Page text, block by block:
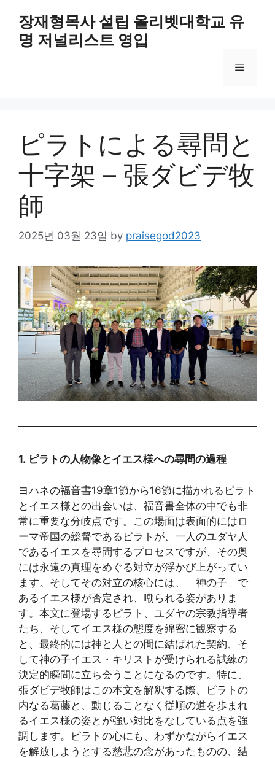
content
장재형목사 설립 올리벳대학교 유
명 저널리스트 영입
Menu
ピラトによる尋問と
十字架 – 張ダビデ牧
師
2025년 03월 23일 by praisegod2023
1. ピラトの人物像とイエス様への尋問の過程
ヨハネの福音書19章1節から16節に描かれるピラト
とイエス様との出会いは、福音書全体の中でも非
常に重要な分岐点です。この場面は表面的にはロ
ーマ帝国の総督であるピラトが、一人のユダヤ人
であるイエスを尋問するプロセスですが、その奥
には永遠の真理をめぐる対立が浮かび上がってい
ます。そしてその対立の核心には、「神の子」で
あるイエス様が否定され、嘲られる姿がありま
す。本文に登場するピラト、ユダヤの宗教指導者
たち、そしてイエス様の態度を綿密に観察する
と、最終的には神と人との間に結ばれた契約、そ
して神の子イエス・キリストが受けられる試練の
決定的瞬間に立ち会うことになるのです。特に、
張ダビデ牧師はこの本文を解釈する際、ピラトの
内なる葛藤と、動じることなく従順の道を歩まれ
るイエス様の姿とが強い対比をなしている点を強
調します。ピラトの心にも、わずかながらイエス
を解放しようとする慈悲の念があったものの、結